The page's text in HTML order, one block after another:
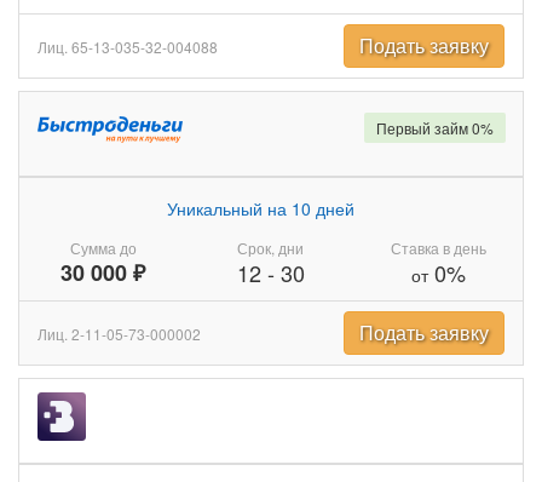
Лиц. 65-13-035-32-004088 Подать заявку
Сумма до
30 000 ₽
Уникальный на 10 дней
Срок, дни
12- 30
Ставка в день
от0%
Первый займ 0%
Лиц. 2-11-05-73-000002 Подать заявку